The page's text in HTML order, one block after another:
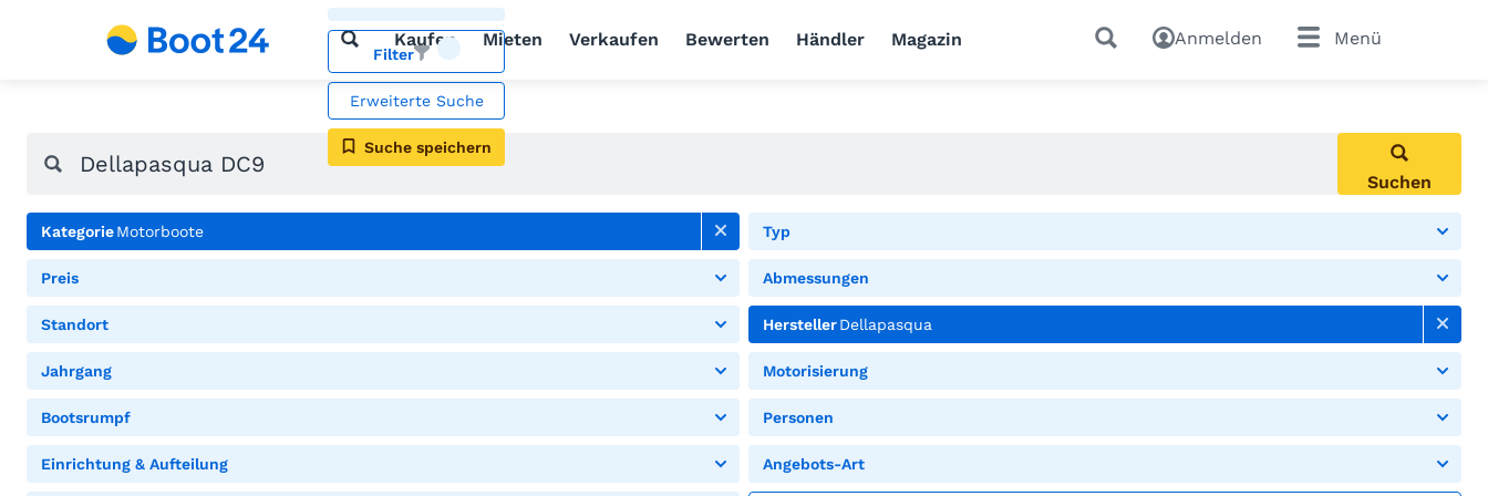
Kaufen Mieten Verkaufen Bewerten Händler Magazin Anmelden Menü
Filter
Erweiterte Suche
Suche speichern
Suchen
KategorieMotorboote Typ
Preis Abmessungen
Standort HerstellerDellapasqua
Jahrgang Motorisierung
Bootsrumpf Personen
Einrichtung & Aufteilung Angebots-Art